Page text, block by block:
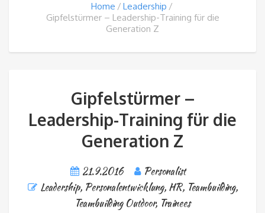
Home
Leadership
Gipfelstürmer – Leadership-Training für die
Generation Z
Gipfelstürmer –
Leadership-Training für die
Generation Z
21.9.2016
Personalist
Leadership, Personalentwicklung, HR, Teambuilding,
Teambuilding Outdoor, Trainees